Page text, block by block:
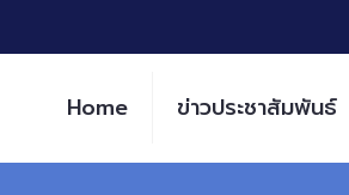
Home ข่าวประชาสัมพันธ์